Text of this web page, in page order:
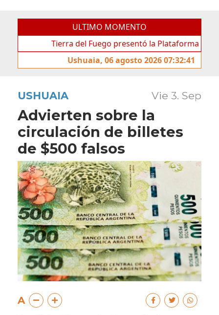
ULTIMO MOMENTO
Tierra del Fuego presentó la Plataforma Malvinas,
Ushuaia, 06 agosto 2026 07:32:41
USHUAIA Vie 3. Sep
Advierten sobre la
circulación de billetes
de $500 falsos
A